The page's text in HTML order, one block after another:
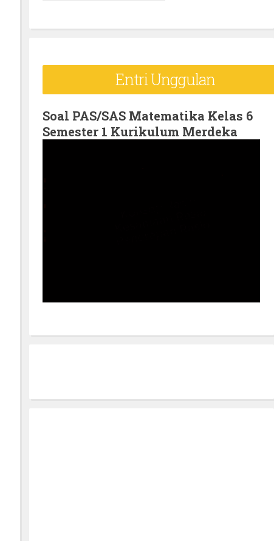
e
f
o
r
Entri Unggulan
Soal PAS/SAS Matematika Kelas 6
Semester 1 Kurikulum Merdeka